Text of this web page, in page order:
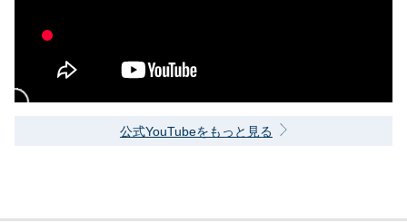
公式YouTubeをもっと見る